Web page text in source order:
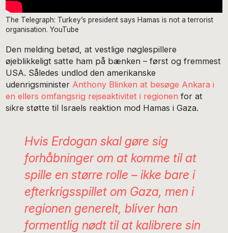
The Telegraph: Turkey’s president says Hamas is not a terrorist
organisation. YouTube
Den melding betød, at vestlige nøglespillere
øjeblikkeligt satte ham på bænken – først og fremmest
USA. Således undlod den amerikanske
udenrigsminister Anthony Blinken at besøge Ankara i
en ellers omfangsrig rejseaktivitet i regionenfor at
sikre støtte til Israels reaktion mod Hamas i Gaza.
Hvis Erdogan skal gøre sig
forhåbninger om at komme til at
spille en større rolle – ikke bare i
efterkrigsspillet om Gaza, men i
regionen generelt, bliver han
formentlig nødt til at kalibrere sin